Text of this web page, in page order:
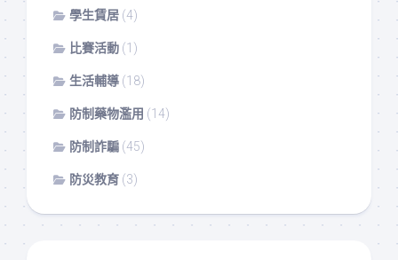
學生賃居 (4)
比賽活動 (1)
生活輔導 (18)
防制藥物濫用 (14)
防制詐騙 (45)
防災教育 (3)